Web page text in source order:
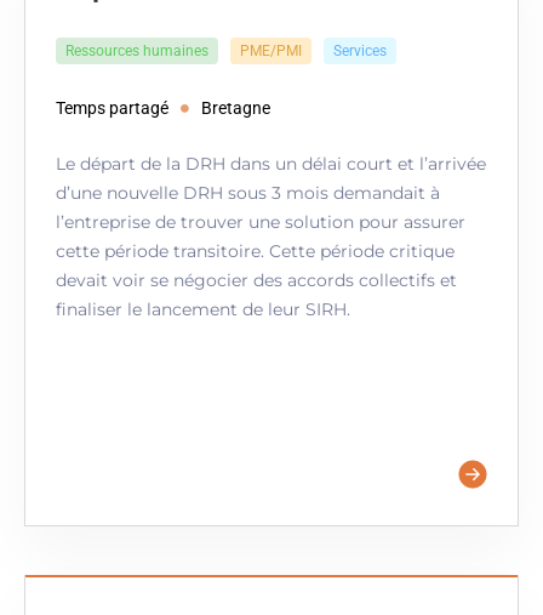
Ressources humaines PME/PMI Services
Temps partagé Bretagne
Le départ de la DRH dans un délai court et l’arrivée
d’une nouvelle DRH sous 3 mois demandait à
l’entreprise de trouver une solution pour assurer
cette période transitoire. Cette période critique
devait voir se négocier des accords collectifs et
finaliser le lancement de leur SIRH.